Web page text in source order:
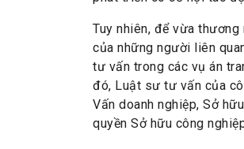
Tuy nhiên, để vừa
của những người liên
tư vấn trong các vụ án
đó, Luật sư tư vấn của
Vấn doanh nghiệp, Sở
quyền Sở hữu công